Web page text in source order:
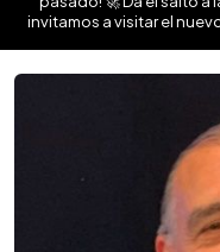
invitamos a visitar el